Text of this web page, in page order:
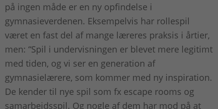
på ingen måde er en ny opfindelse i
gymnasieverdenen. Eksempelvis har rollespil
været en fast del af mange læreres praksis i årtier,
men: “Spil i undervisningen er blevet mere legitimt
med tiden, og vi ser en generation af
gymnasielærere, som kommer med ny inspiration.
De kender til nye spil som fx escape rooms og
samarbejdsspil. Og nogle af dem har mod på at